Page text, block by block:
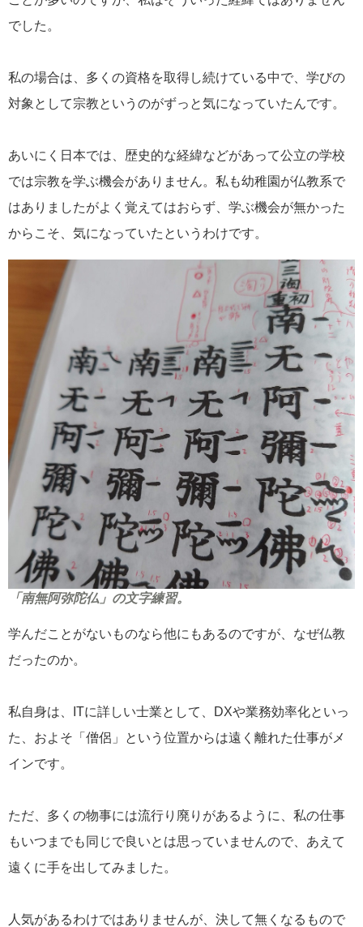
でした。
私の場合は、多くの資格を取得し続けている中で、学びの
対象として宗教というのがずっと気になっていたんです。
あいにく日本では、歴史的な経緯などがあって公立の学校
では宗教を学ぶ機会がありません。私も幼稚園が仏教系で
はありましたがよく覚えてはおらず、学ぶ機会が無かった
からこそ、気になっていたというわけです。
「南無阿弥陀仏」の文字練習。
学んだことがないものなら他にもあるのですが、なぜ仏教
だったのか。
私自身は、ITに詳しい士業として、DXや業務効率化といっ
た、およそ「僧侶」という位置からは遠く離れた仕事がメ
インです。
ただ、多くの物事には流行り廃りがあるように、私の仕事
もいつまでも同じで良いとは思っていませんので、あえて
遠くに手を出してみました。
人気があるわけではありませんが、決して無くなるもので